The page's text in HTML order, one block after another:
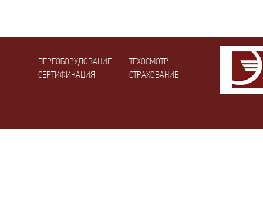
ПЕРЕОБОРУДОВАНИЕ
СЕРТИФИКАЦИЯ
ТЕХОСМОТР
СТРАХОВАНИЕ